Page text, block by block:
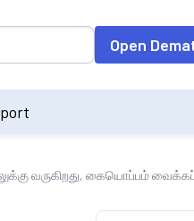
On entering data into
Open
வருகிறது, கையொப்பம்